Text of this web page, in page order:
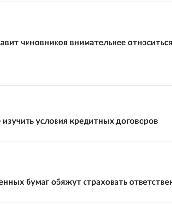
чиновников внимательнее
условия кредитных договоров
бумаг обяжут страховать